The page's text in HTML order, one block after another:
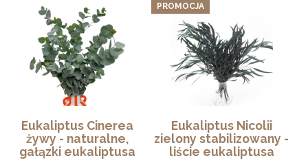
Eukaliptus Cinerea
żywy - naturalne,
gałązki eukaliptusa
Eukaliptus Nicolii
zielony stabilizowany -
liście eukaliptusa
PROMOCJA